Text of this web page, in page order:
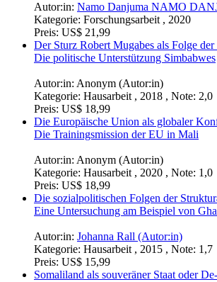
Autor:in: Namo Danjuma NAMO
Kategorie: Forschungsarbeit , 2020
Preis: US$ 21,99
Der Sturz Robert Mugabes als Folge
Die politische Unterstützung Simbabwes
Autor:in: Anonym (Autor:in)
Kategorie: Hausarbeit , 2018 , Note: 2,0
Preis: US$ 18,99
Die Europäische Union als globaler
Die Trainingsmission der EU in Mali
Autor:in: Anonym (Autor:in)
Kategorie: Hausarbeit , 2020 , Note: 1,0
Preis: US$ 18,99
Die sozialpolitischen Folgen der
Eine Untersuchung am Beispiel von
Autor:in: Johanna Rall (Autor:in)
Kategorie: Hausarbeit , 2015 , Note: 1,7
Preis: US$ 15,99
Somaliland als souveräner Staat oder